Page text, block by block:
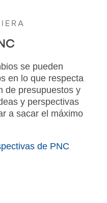
se pueden
en lo que respecta
de presupuestos y
y perspectivas
a sacar el máximo
de PNC